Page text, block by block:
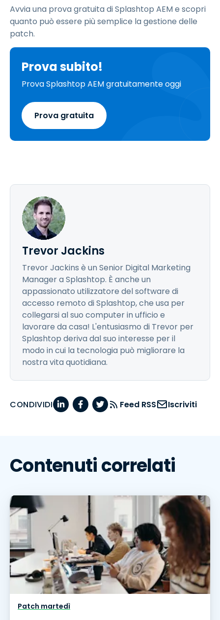
Avvia una prova gratuita di Splashtop AEM e scopri
quanto può essere più semplice la gestione delle
patch.
Prova subito!
Prova Splashtop AEM gratuitamente oggi
Prova gratuita
Trevor Jackins
Trevor Jackins è un Senior Digital Marketing
Manager a Splashtop. È anche un
appassionato utilizzatore del software di
accesso remoto di Splashtop, che usa per
collegarsi al suo computer in ufficio e
lavorare da casa! L'entusiasmo di Trevor per
Splashtop deriva dal suo interesse per il
modo in cui la tecnologia può migliorare la
nostra vita quotidiana.
CONDIVIDI Feed RSS Iscriviti
Contenuti correlati
Patch martedì